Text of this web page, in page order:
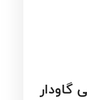
گاودار